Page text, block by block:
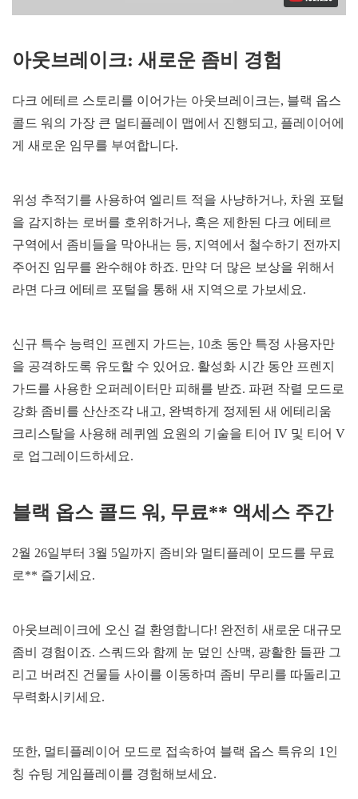
아웃브레이크: 새로운 좀비 경험
다크 에테르 스토리를 이어가는 아웃브레이크는, 블랙 옵스
콜드 워의 가장 큰 멀티플레이 맵에서 진행되고, 플레이어에
게 새로운 임무를 부여합니다.
위성 추적기를 사용하여 엘리트 적을 사냥하거나, 차원 포털
을 감지하는 로버를 호위하거나, 혹은 제한된 다크 에테르
구역에서 좀비들을 막아내는 등, 지역에서 철수하기 전까지
주어진 임무를 완수해야 하죠. 만약 더 많은 보상을 위해서
라면 다크 에테르 포털을 통해 새 지역으로 가보세요.
신규 특수 능력인 프렌지 가드는, 10초 동안 특정 사용자만
을 공격하도록 유도할 수 있어요. 활성화 시간 동안 프렌지
가드를 사용한 오퍼레이터만 피해를 받죠. 파편 작렬 모드로
강화 좀비를 산산조각 내고, 완벽하게 정제된 새 에테리움
크리스탈을 사용해 레퀴엠 요원의 기술을 티어 IV 및 티어 V
로 업그레이드하세요.
블랙 옵스 콜드 워, 무료** 액세스 주간
2월 26일부터 3월 5일까지 좀비와 멀티플레이 모드를 무료
로** 즐기세요.
아웃브레이크에 오신 걸 환영합니다! 완전히 새로운 대규모
좀비 경험이죠. 스쿼드와 함께 눈 덮인 산맥, 광활한 들판 그
리고 버려진 건물들 사이를 이동하며 좀비 무리를 따돌리고
무력화시키세요.
또한, 멀티플레이어 모드로 접속하여 블랙 옵스 특유의 1인
칭 슈팅 게임플레이를 경험해보세요.